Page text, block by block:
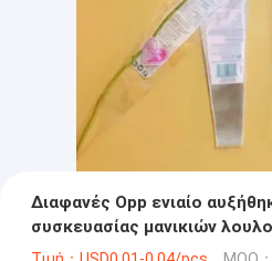
Διαφανές Opp ενιαίο
συσκευασίας μανικιών
εκτύπωση